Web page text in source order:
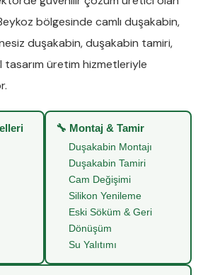
bölgesinde camlı duşakabin,
duşakabin,duşakabin tamiri,
tasarım üretim hizmetleriyle
🔧 Montaj & Tamir
Duşakabin Montajı
Duşakabin Tamiri
Cam Değişimi
Silikon Yenileme
Eski Söküm & Geri
Dönüşüm
Su Yalıtımı